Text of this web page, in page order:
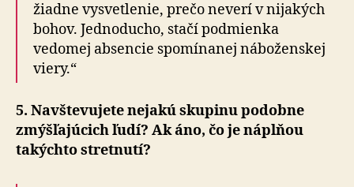
žiadne vysvetlenie, prečo neverí v nijakých
bohov. Jednoducho, stačí podmienka
vedomej absencie spomínanej náboženskej
viery.“
5. Navštevujete nejakú skupinu podobne
zmýšľajúcich ľudí? Ak áno, čo je náplňou
takýchto stretnutí?